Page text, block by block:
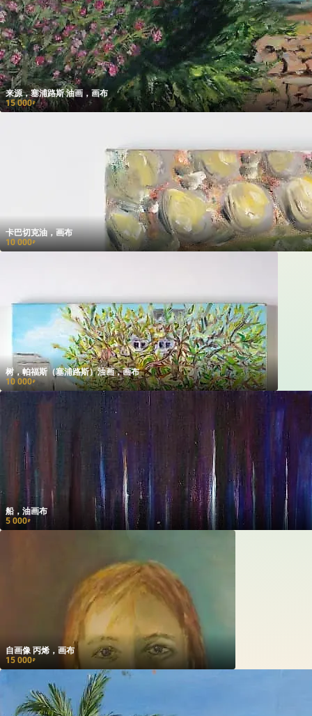
来源，塞浦路斯 油画，画布
15 000₽
卡巴切克油，画布
10 000₽
树，帕福斯（塞浦路斯）油画，画布
10 000₽
船，油画布
5 000₽
自画像 丙烯，画布
15 000₽